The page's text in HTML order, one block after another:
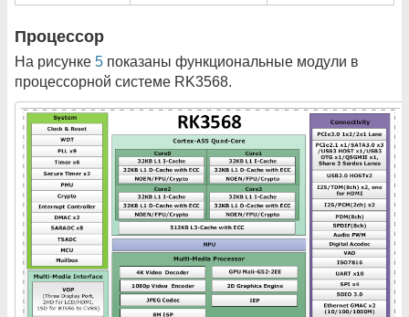
Процессор
На рисунке 5 показаны функциональные модули в
процессорной системе RK3568.